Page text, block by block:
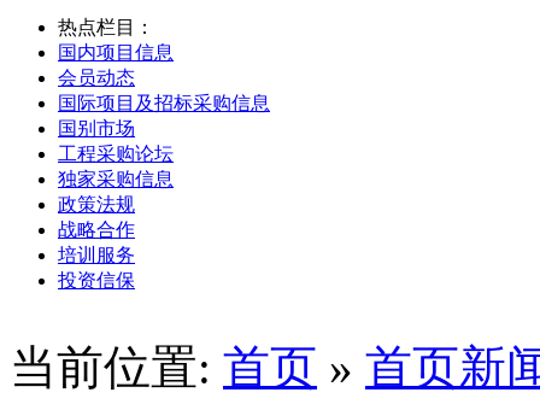
热点栏目：
国内项目信息
会员动态
国际项目及招标采购信息
国别市场
工程采购论坛
独家采购信息
政策法规
战略合作
培训服务
投资信保
当前位置: 首页 » 首页新